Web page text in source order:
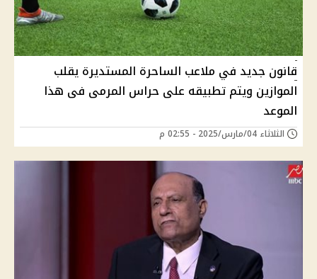
قانون جديد في ملاعب الساحرة المستديرة يقلب
الموازين ويتم تطبيقه على حراس المرمى فى هذا
الموعد
الثلاثاء 04/مارس/2025 - 02:55 م